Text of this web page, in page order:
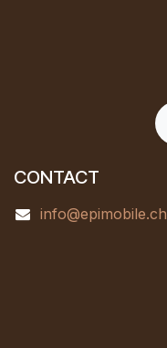
CONTACT
info@epimobile.ch